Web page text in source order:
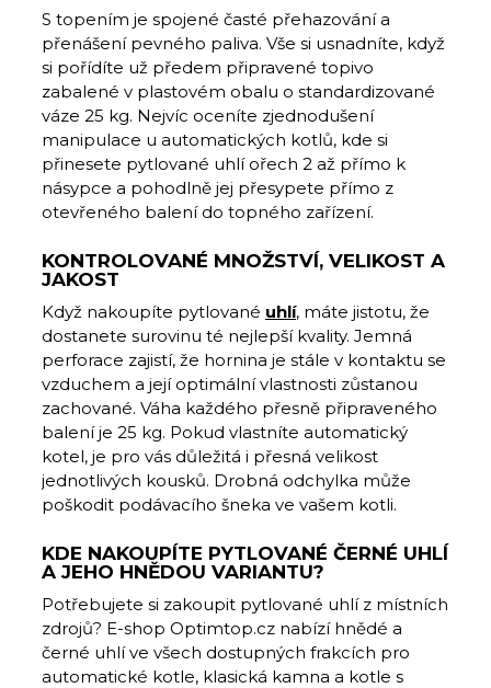
S topením je spojené časté přehazování a
přenášení pevného paliva. Vše si usnadníte, když
si pořídíte už předem připravené topivo
zabalené v plastovém obalu o standardizované
váze 25 kg. Nejvíc oceníte zjednodušení
manipulace u automatických kotlů, kde si
přinesete pytlované uhlí ořech 2 až přímo k
násypce a pohodlně jej přesypete přímo z
otevřeného balení do topného zařízení.
KONTROLOVANÉ MNOŽSTVÍ, VELIKOST A
JAKOST
Když nakoupíte pytlované uhlí, máte jistotu, že
dostanete surovinu té nejlepší kvality. Jemná
perforace zajistí, že hornina je stále v kontaktu se
vzduchem a její optimální vlastnosti zůstanou
zachované. Váha každého přesně připraveného
balení je 25 kg. Pokud vlastníte automatický
kotel, je pro vás důležitá i přesná velikost
jednotlivých kousků. Drobná odchylka může
poškodit podávacího šneka ve vašem kotli.
KDE NAKOUPÍTE PYTLOVANÉ ČERNÉ UHLÍ
A JEHO HNĚDOU VARIANTU?
Potřebujete si zakoupit pytlované uhlí z místních
zdrojů? E-shop Optimtop.cz nabízí hnědé a
černé uhlí ve všech dostupných frakcích pro
automatické kotle, klasická kamna a kotle s